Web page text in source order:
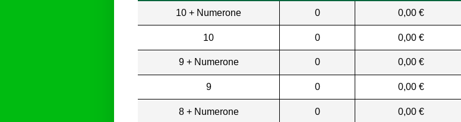
10 + Numerone 0 0,00 €
10 0 0,00 €
9 + Numerone 0 0,00 €
9 0 0,00 €
8 + Numerone 0 0,00 €